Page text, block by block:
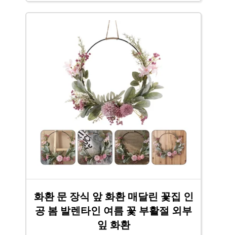
화환 문 장식 앞 화환 매달린 꽃집 인
공 봄 발렌타인 여름 꽃 부활절 외부
잎 화환